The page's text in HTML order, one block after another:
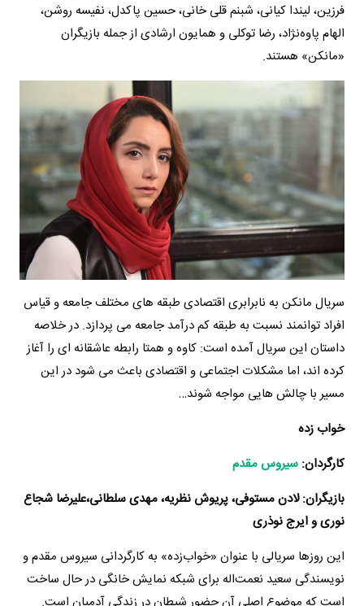
فرزین، لیندا کیانی، شبنم قلی خانی، حسین پاکدل، نفیسه روشن،
الهام پاوه‌نژاد، رضا توکلی و همایون ارشادی از جمله بازیگران
«مانکن» هستند.
سریال مانکن به نابرابری اقتصادی طبقه های مختلف جامعه و قیاس
افراد توانمند نسبت به طبقه کم درآمد جامعه می پردازد. در خلاصه
داستان این سریال آمده است: کاوه و همتا رابطه عاشقانه ای را آغاز
کرده اند، اما مشکلات اجتماعی و اقتصادی باعث می شود در این
مسیر با چالش هایی مواجه شوند…
خواب زده
کارگردان:سیروس مقدم
بازیگران: لادن مستوفی، پریوش نظریه، مهدی سلطانی،علیرضا شجاع
نوری و ایرج نوذری
این روزها سریالی با عنوان «خواب‌زده» به کارگردانی سیروس مقدم و
نویسندگی سعید نعمت‌اله برای شبکه نمایش خانگی در حال ساخت